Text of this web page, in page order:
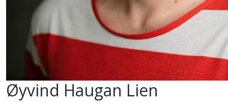
Øyvind Haugan Lien